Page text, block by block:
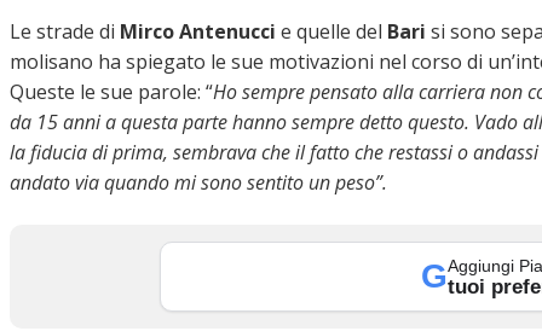
CALCIOMERCATO
SERIE B
Le strade di Mirco Antenucci e quelle del Bari si sono
molisano ha spiegato le sue motivazioni nel corso di
Queste le sue parole: “Ho sempre pensato alla carriera non
da 15 anni a questa parte hanno sempre detto questo. Vado
la fiducia di prima, sembrava che il fatto che restassi o
andato via quando mi sono sentito un peso”.
GAggiungi
tuoi